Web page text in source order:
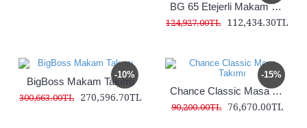
BG 65 Etejerli Makam Takımı
124,927.00TL 112,434.30TL
-10%
BigBoss Makam Takımı
300,663.00TL 270,596.70TL
-15%
Chance Classic Masa Takımı
90,200.00TL 76,670.00TL